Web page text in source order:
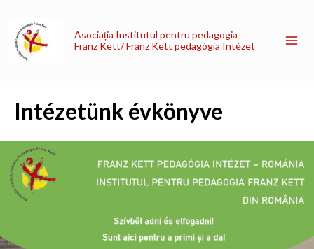
content
Asociația Institutul pentru pedagogia
Franz Kett/ Franz Kett pedagógia Intézet
Intézetünk évkönyve